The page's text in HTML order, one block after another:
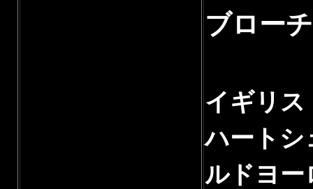
ブローチ
イギリ
ハートシ
ルドヨー